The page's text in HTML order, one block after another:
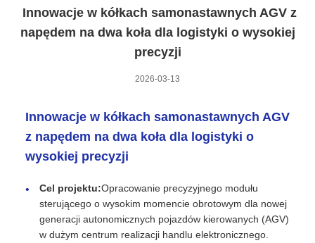
Innowacje w kółkach samonastawnych AGV z
napędem na dwa koła dla logistyki o wysokiej
precyzji
2026-03-13
Innowacje w kółkach samonastawnych AGV
z napędem na dwa koła dla logistyki o
wysokiej precyzji
Cel projektu:Opracowanie precyzyjnego modułu
sterującego o wysokim momencie obrotowym dla nowej
generacji autonomicznych pojazdów kierowanych (AGV)
w dużym centrum realizacji handlu elektronicznego.